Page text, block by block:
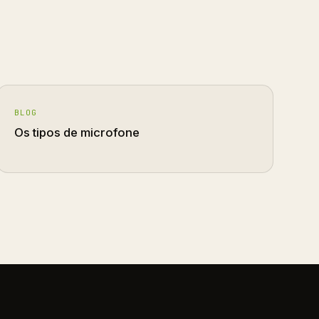
BLOG
Os tipos de microfone